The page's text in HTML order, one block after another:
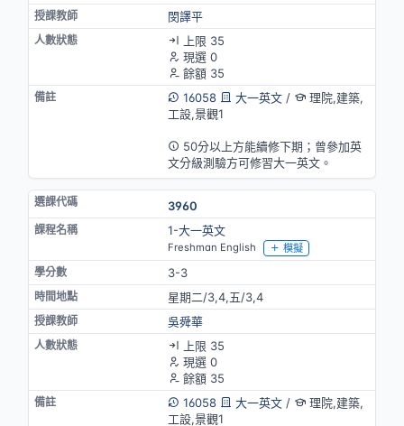
閔譯平
上限 35
現選 0
餘額 35
16058
大一英文/
理院,建築,
工設,景觀1
50分以上方能續修下期；曾參加英
文分級測驗方可修習大一英文。
3960
1-大一英文
Freshman English 模擬
3-3
星期二/3,4,五/3,4
吳舜華
上限 35
現選 0
餘額 35
16058
大一英文/
理院,建築,
工設,景觀1